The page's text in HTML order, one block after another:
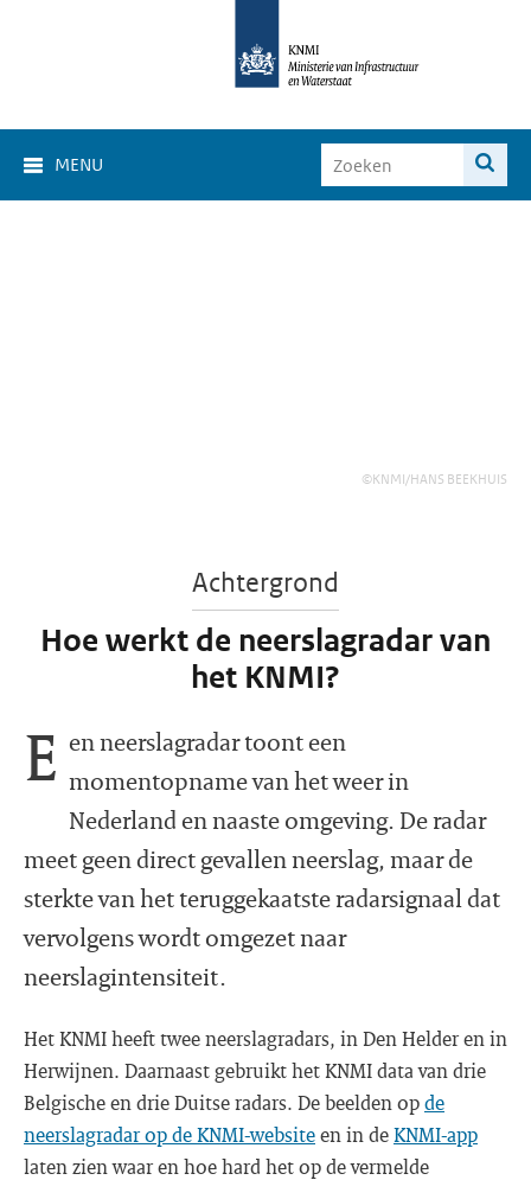
MENU
©KNMI/HANS BEEKHUIS
Achtergrond
Hoe werkt de neerslagradar van
het KNMI?
E en neerslagradar toont een
momentopname van het weer in
Nederland en naaste omgeving. De radar
meet geen direct gevallen neerslag, maar de
sterkte van het teruggekaatste radarsignaal dat
vervolgens wordt omgezet naar
neerslagintensiteit.
Het KNMI heeft twee neerslagradars, in Den Helder en in
Herwijnen. Daarnaast gebruikt het KNMI data van drie
Belgische en drie Duitse radars. De beelden opde
neerslagradar op de KNMI-websiteen in deKNMI-app
laten zien waar en hoe hard het op de vermelde